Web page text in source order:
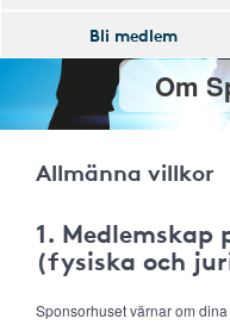
Bli medlem
Om
Allmänna villkor
1. Medlemskap
(fysiska och
Sponsorhuset värnar om